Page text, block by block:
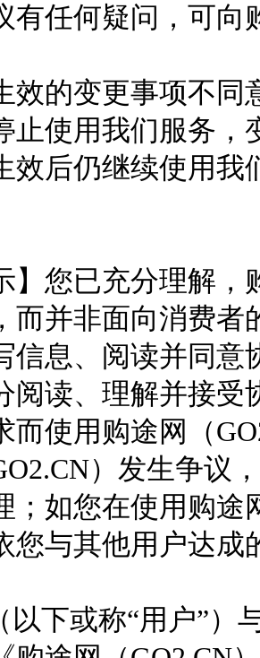
有任何疑问，可向
效的变更事项不同
止使用我们服务，
效后仍继续使用我
】您已充分理解
而并非面向消费
信息、阅读并同意
阅读、理解并接
而使用购途网（
）发生争议
；如您在使用购途
您与其他用户达成
以下或称“用户”）